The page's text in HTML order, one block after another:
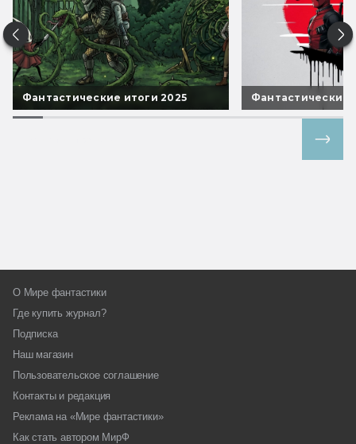
Фантастические итоги 2025 Фантастические
О Мире фантастики
Где купить журнал?
Подписка
Наш магазин
Пользовательское соглашение
Контакты и редакция
Реклама на «Мире фантастики»
Как стать автором МирФ